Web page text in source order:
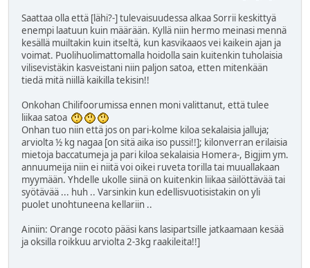
Saattaa olla että [lähi?-] tulevaisuudessa alkaa Sorrii keskittyä
enempi laatuun kuin määrään. Kyllä niin hermo meinasi mennä
kesällä muiltakin kuin itseltä, kun kasvikaaos vei kaikein ajan ja
voimat. Puolihuolimattomalla hoidolla sain kuitenkin tuholaisia
vilisevistäkin kasveistani niin paljon satoa, etten mitenkään
tiedä mitä niillä kaikilla tekisin!!
Onkohan Chilifoorumissa ennen moni valittanut, että tulee
liikaa satoa
Onhan tuo niin että jos on pari-kolme kiloa sekalaisia jalluja;
arviolta ½ kg nagaa [on sitä aika iso pussi!!]; kilonverran erilaisia
mietoja baccatumeja ja pari kiloa sekalaisia Homera-, Bigjim ym.
annuumeija niin ei niitä voi oikei ruveta torilla tai muuallakaan
myymään. Yhdelle ukolle siinä on kuitenkin liikaa säilöttävää tai
syötävää ... huh .. Varsinkin kun edellisvuotisistakin on yli
puolet unohtuneena kellariin ..
Ainiin: Orange rocoto pääsi kans lasipartsille jatkaamaan kesää
ja oksilla roikkuu arviolta 2-3kg raakileita!!]